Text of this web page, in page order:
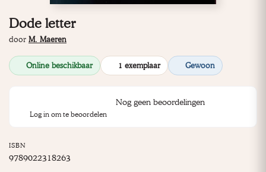
Dode letter
door M. Maeren
Online beschikbaar 1 exemplaar Gewoon
Nog geen beoordelingen
Log in om te beoordelen
ISBN
9789022318263